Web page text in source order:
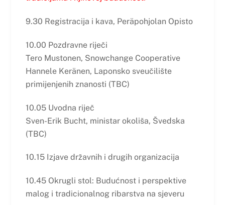
9.30 Registracija i kava, Peräpohjolan Opisto
10.00 Pozdravne riječi
Tero Mustonen, Snowchange Cooperative
Hannele Keränen, Laponsko sveučilište
primijenjenih znanosti (TBC)
10.05 Uvodna riječ
Sven-Erik Bucht, ministar okoliša, Švedska
(TBC)
10.15 Izjave državnih i drugih organizacija
10.45 Okrugli stol: Budućnost i perspektive
malog i tradicionalnog ribarstva na sjeveru